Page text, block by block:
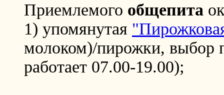
Приемлемого общепита
1) упомянутая
молоком)/пирожки, выбор
работает 07.00-19.00);